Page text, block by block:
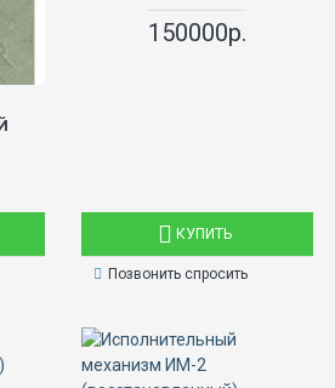
150000р.
КУПИТЬ
Позвонить спросить